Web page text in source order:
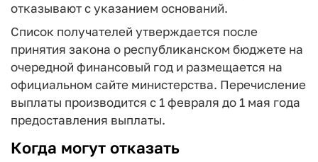
отказывают с указанием оснований.
Список получателей утверждается после
принятия закона о республиканском бюджете на
очередной финансовый год и размещается на
официальном сайте министерства. Перечисление
выплаты производится с 1 февраля до 1 мая года
предоставления выплаты.
Когда могут отказать